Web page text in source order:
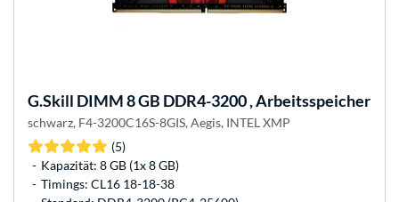
G.Skill DIMM 8 GB DDR4-3200 , Arbeitsspeicher
schwarz, F4-3200C16S-8GIS, Aegis, INTEL XMP
(5)
Kapazität: 8 GB (1x 8 GB)
Timings: CL16 18-18-38